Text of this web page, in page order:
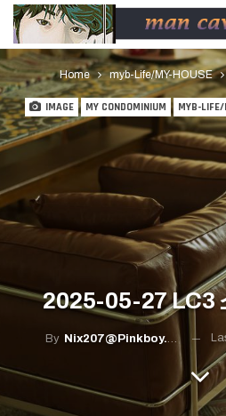
Home myb-Life/MY-HOUSE
IMAGE MY CONDOMINIUM MYB-LIFE/
2025-05-27 LC3
By Nix207@pinkboy.org